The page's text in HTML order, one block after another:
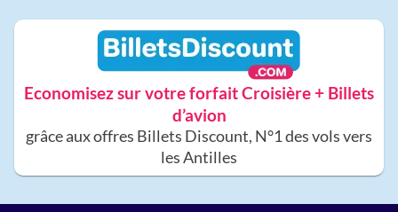
Economisez sur votre forfait Croisière + Billets
d’avion
grâce aux offres Billets Discount, N°1 des vols vers
les Antilles